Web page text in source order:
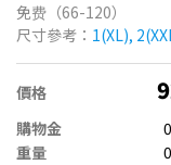
免费（66-120）
尺寸參考： 1(XL),
價格
購物金
重量